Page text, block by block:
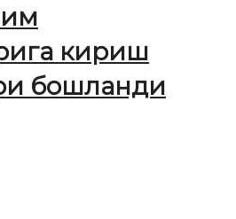
кириш
бошланди